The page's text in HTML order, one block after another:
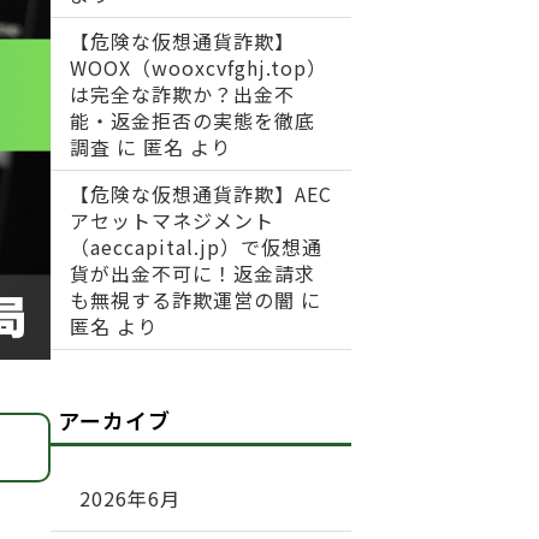
【危険な仮想通貨詐欺】
WOOX（wooxcvfghj.top）
は完全な詐欺か？出金不
能・返金拒否の実態を徹底
調査 に 匿名 より
【危険な仮想通貨詐欺】AEC
アセットマネジメント
（aeccapital.jp）で仮想通
貨が出金不可に！返金請求
も無視する詐欺運営の闇 に
匿名 より
アーカイブ
2026年6月